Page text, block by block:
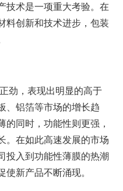
技术是一项重大考验。在
料创新和技术进步，包装
劲，表现出明显的高于
、铝箔等市场的增长趋
同时，功能性则更强，
。在如此高速发展的市场
投入到功能性薄膜的热潮
使新产品不断涌现。